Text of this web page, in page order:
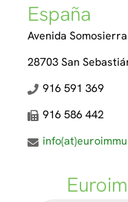
España
Avenida
28703 San
916 591 369
916 586 442